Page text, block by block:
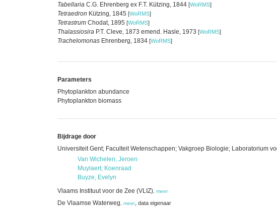
Tabellaria C.G. Ehrenberg ex F.T. Kützing, 1844 [WoRMS]
Tetraedron Kützing, 1845 [WoRMS]
Tetrastrum Chodat, 1895 [WoRMS]
Thalassiosira P.T. Cleve, 1873 emend. Hasle, 1973 [WoRMS]
Trachelomonas Ehrenberg, 1834 [WoRMS]
Parameters
Phytoplankton abundance
Phytoplankton biomass
Bijdrage door
Universiteit Gent; Faculteit Wetenschappen; Vakgroep Biologie; Laboratorium
Van Wichelen, Jeroen
Muylaert, Koenraad
Buyze, Evelyn
Vlaams Instituut voor de Zee (VLIZ) meer
De Vlaamse Waterweg meer, data eigenaar